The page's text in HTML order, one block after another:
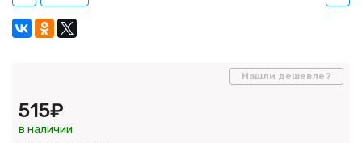
515₽
в наличии
Нашли дешевле?